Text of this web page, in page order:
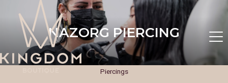
NAZORG PIERCING
Piercings